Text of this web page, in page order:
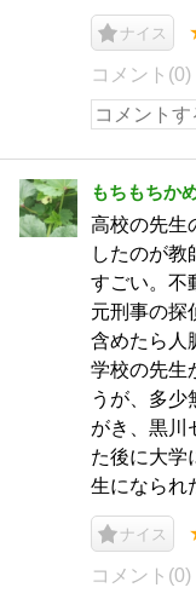
ナイス
コメント(0)
もちもちか
高校の先生
したのが教
すごい。不
元刑事の探
含めたら人
学校の先生
うが、多少
がき、黒川
た後に大学
生になられ
ナイス
コメント(0)